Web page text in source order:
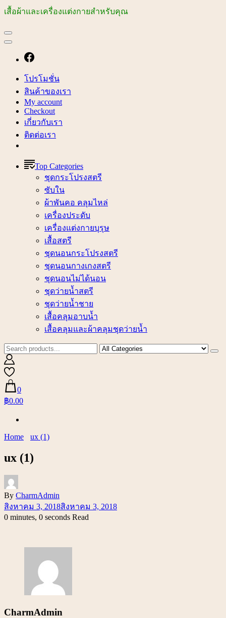
เสื้อผ้าและเครื่องแต่งกายสำหรับคุณ
โปรโมชั่น
สินค้าของเรา
My account
Checkout
เกี่ยวกับเรา
ติดต่อเรา
Top Categories
ชุดกระโปรงสตรี
ซับใน
ผ้าพันคอ คลุมไหล่
เครื่องประดับ
เครื่องแต่งกายบุรุษ
เสื้อสตรี
ชุดนอนกระโปรงสตรี
ชุดนอนกางเกงสตรี
ชุดนอนไม่ได้นอน
ชุดว่ายน้ำสตรี
ชุดว่ายน้ำชาย
เสื้อคลุมอาบน้ำ
เสื้อคลุมและผ้าคลุมชุดว่ายน้ำ
0
฿0.00
Home ux (1)
ux (1)
By CharmAdmin
สิงหาคม 3, 2018สิงหาคม 3, 2018
0 minutes, 0 seconds Read
CharmAdmin